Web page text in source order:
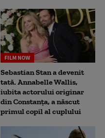
FILM NOW
Sebastian Stan a devenit
tată. Annabelle Wallis,
iubita actorului originar
din Constanța, a născut
primul copil al cuplului